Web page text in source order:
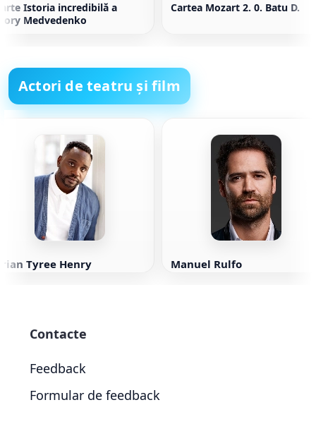
Istoria incredibilă a
Medvedenko
Cartea Mozart 2. 0. Batu D.
Actori de teatru și film
Tyree Henry Manuel Rulfo
Contacte
Feedback
Formular de feedback